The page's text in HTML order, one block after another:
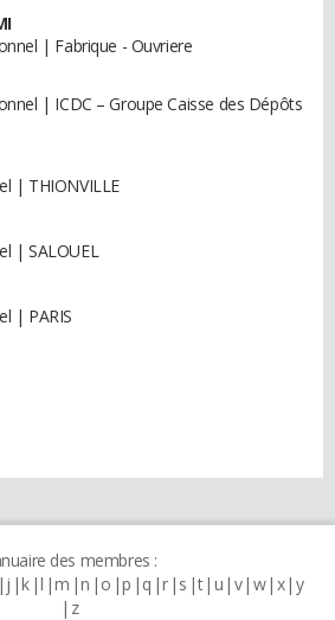
| Fabrique - Ouvriere
| ICDC – Groupe Caisse des Dépôts
| THIONVILLE
| SALOUEL
| PARIS
des membres :
j k l m n o p q r s t u v w x y
z